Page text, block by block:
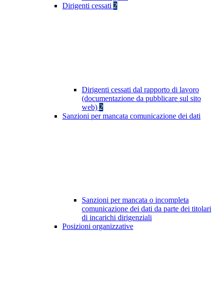
Dirigenti cessati 2
Dirigenti cessati dal rapporto di lavoro
(documentazione da pubblicare sul sito
web) 2
Sanzioni per mancata comunicazione dei dati
Sanzioni per mancata o incompleta
comunicazione dei dati da parte dei titolari
di incarichi dirigenziali
Posizioni organizzative